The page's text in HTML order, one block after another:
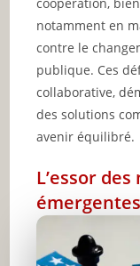
notamment en
contre le
publique. Ces
collaborative,
des solutions
avenir équilibré.
L’essor
émergentes